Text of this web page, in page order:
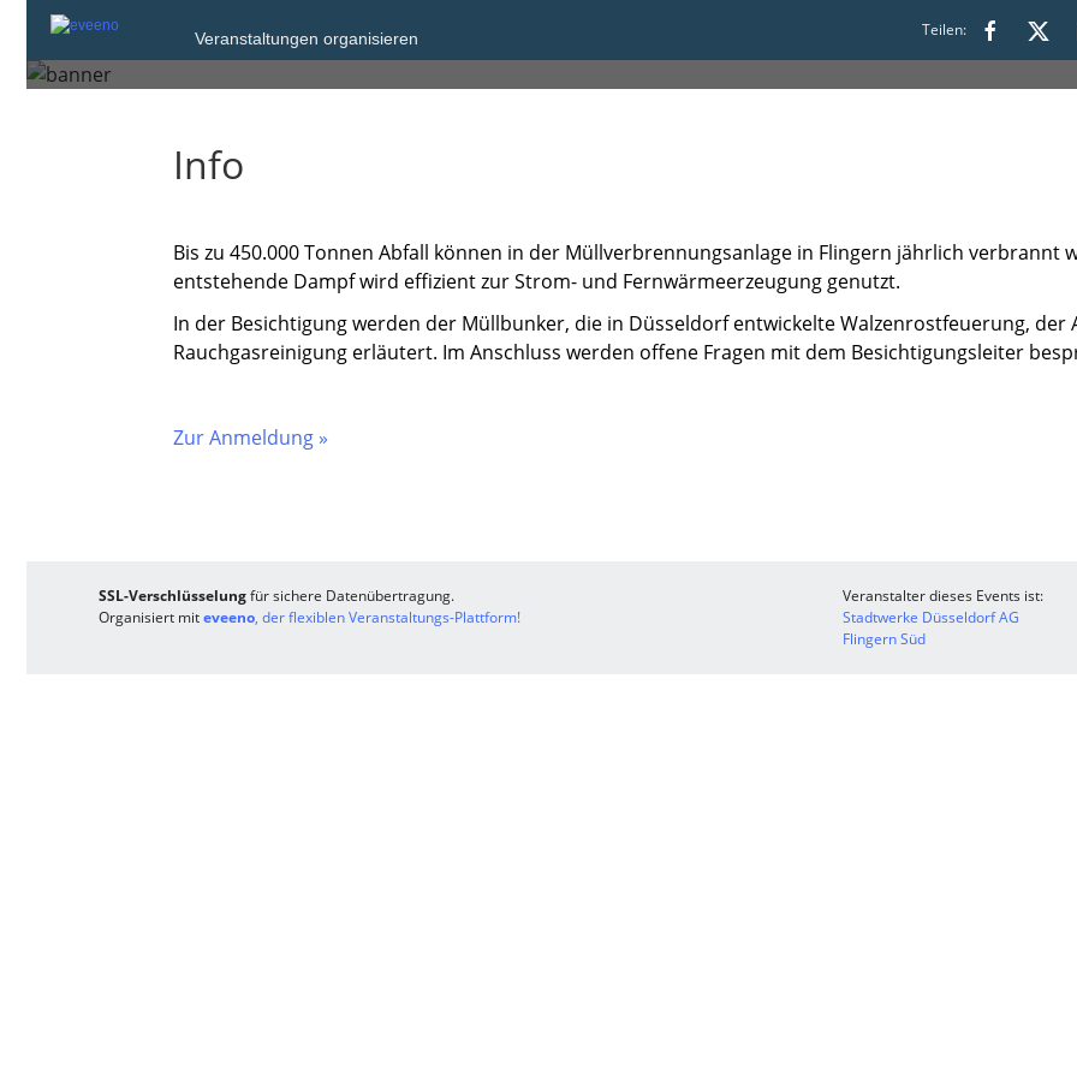
Veranstaltungen organisieren Teilen:
Donnerstag, 12. Jun. 2025 von 10:00 bis 12:00
Info
Bis zu 450.000 Tonnen Abfall können in der Müllverbrennungsanlage in Flingern jährlich verbrannt
entstehende Dampf wird effizient zur Strom- und Fernwärmeerzeugung genutzt.
In der Besichtigungwerden der Müllbunker, die in Düsseldorf entwickelte Walzenrostfeuerung, der
Rauchgasreinigung erläutert. Im Anschluss werden offene Fragen mit dem Besichtigungsleiter
Zur Anmeldung »
SSL-Verschlüsselungfür sichere Datenübertragung.
Organisiert miteveeno, der flexiblen Veranstaltungs-Plattform!
Veranstalter dieses Events ist:
Stadtwerke Düsseldorf AG
Flingern Süd